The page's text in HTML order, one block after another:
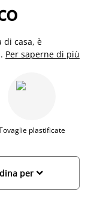
di casa, è
non il principale,
è...
è raro
soddisferanno
Per saperne di più
plastificate

per